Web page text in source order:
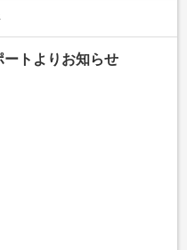
ートよりお知らせ